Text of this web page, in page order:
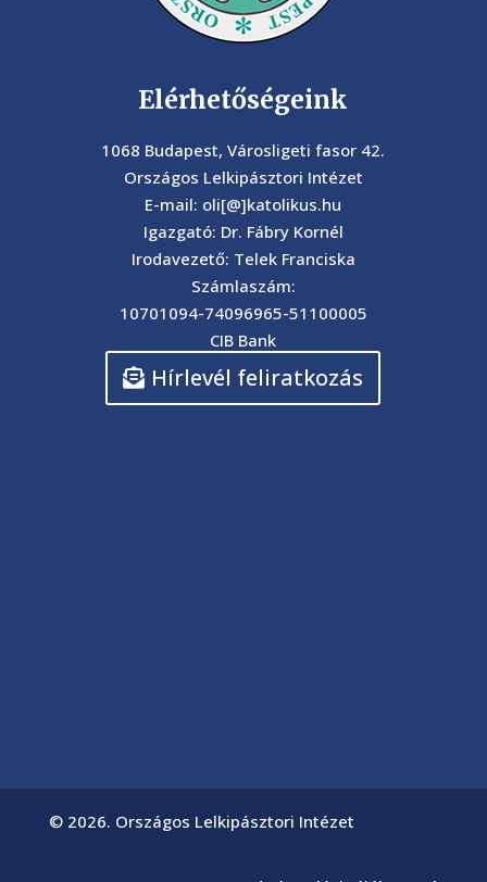
Elérhetőségeink
1068 Budapest, Városligeti fasor 42.
Országos Lelkipásztori Intézet
E-mail: oli[@]katolikus.hu
Igazgató: Dr. Fábry Kornél
Irodavezető: Telek Franciska
Számlaszám:
10701094-74096965-51100005
CIB Bank
Hírlevél feliratkozás
© 2026. Országos Lelkipásztori Intézet